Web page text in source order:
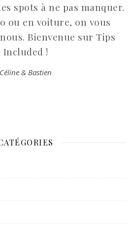
spots à ne pas manquer.
ou en voiture, on vous
Bienvenue sur Tips
Included !
Céline & Bastien